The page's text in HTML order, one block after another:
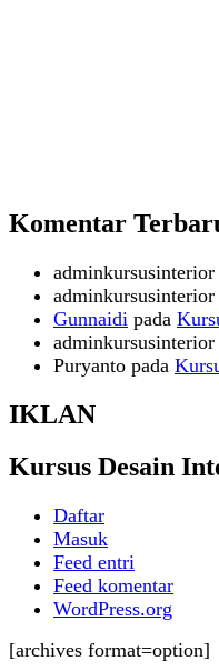
Komentar
adminkursusinterior
adminkursusinterior
Gunnaidi pada
adminkursusinterior
Puryanto pada
IKLAN
Kursus Desain
Daftar
Masuk
Feed entri
Feed komentar
WordPress.org
[archives format=option]